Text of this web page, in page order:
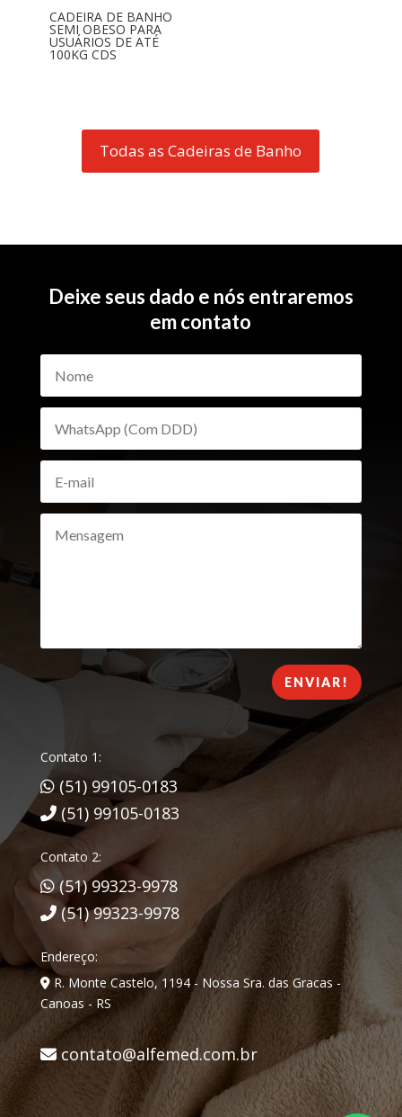
CADEIRA DE BANHO
SEMI OBESO PARA
USUÁRIOS DE ATÉ
100KG CDS
Todas as Cadeiras de Banho
Deixe seus dado e nós entraremos
em contato
ENVIAR!
Contato 1:
(51) 99105-0183
(51) 99105-0183
Contato 2:
(51) 99323-9978
(51) 99323-9978
Endereço:
R. Monte Castelo, 1194 - Nossa Sra. das Gracas -
Canoas - RS
contato@alfemed.com.br